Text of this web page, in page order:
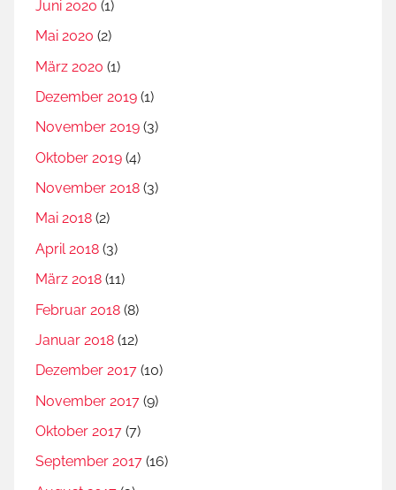
Juni 2020 (1)
Mai 2020 (2)
März 2020 (1)
Dezember 2019 (1)
November 2019 (3)
Oktober 2019 (4)
November 2018 (3)
Mai 2018 (2)
April 2018 (3)
März 2018 (11)
Februar 2018 (8)
Januar 2018 (12)
Dezember 2017 (10)
November 2017 (9)
Oktober 2017 (7)
September 2017 (16)